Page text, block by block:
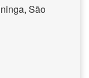
São